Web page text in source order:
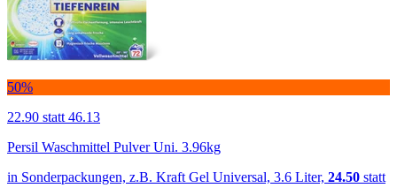
50%
22.90 statt 46.13
Persil Waschmittel Pulver Uni. 3.96kg
in Sonderpackungen, z.B. Kraft Gel Universal, 3.6 Liter, 24.50 statt